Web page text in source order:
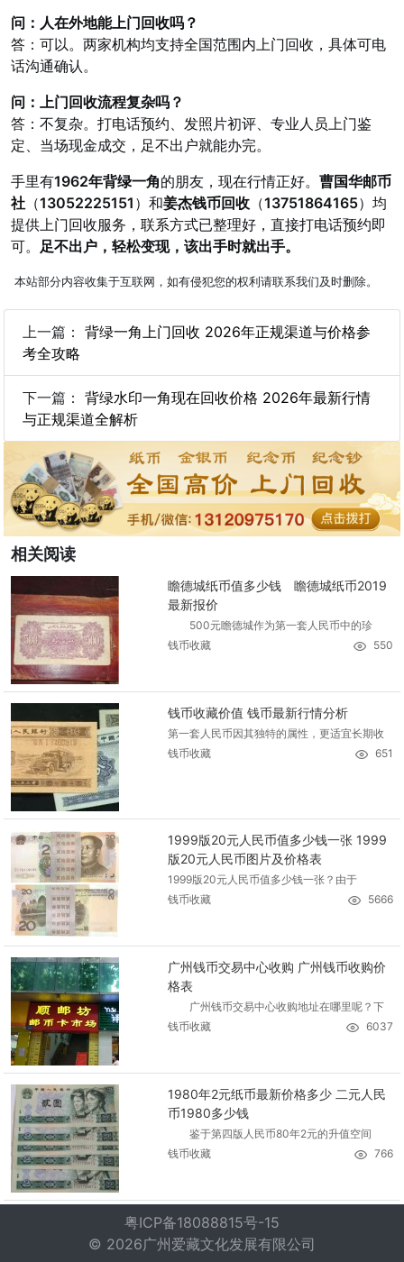
问：人在外地能上门回收吗？
答：可以。两家机构均支持全国范围内上门回收，具体可电
话沟通确认。
问：上门回收流程复杂吗？
答：不复杂。打电话预约、发照片初评、专业人员上门鉴
定、当场现金成交，足不出户就能办完。
手里有1962年背绿一角的朋友，现在行情正好。 曹国华邮币
社 （13052225151 ）和姜杰钱币回收 （13751864165）均
提供上门回收服务，联系方式已整理好，直接打电话预约即
可。 足不出户，轻松变现，该出手时就出手。
本站部分内容收集于互联网，如有侵犯您的权利请联系我们及时删除。
上一篇： 背绿一角上门回收 2026年正规渠道与价格参
考全攻略
下一篇： 背绿水印一角现在回收价格 2026年最新行情
与正规渠道全解析
相关阅读
瞻德城纸币值多少钱 瞻德城纸币2019
最新报价
500元瞻德城作为第一套人民币中的珍
钱币收藏
550
钱币收藏价值 钱币最新行情分析
第一套人民币因其独特的属性，更适宜长期收
钱币收藏
651
1999版20元人民币值多少钱一张 1999
版20元人民币图片及价格表
1999版20元人民币值多少钱一张？由于
钱币收藏
5666
广州钱币交易中心收购 广州钱币收购价
格表
广州钱币交易中心收购地址在哪里呢？下
钱币收藏
6037
1980年2元纸币最新价格多少 二元人民
币1980多少钱
鉴于第四版人民币80年2元的升值空间
钱币收藏
766
粤ICP备18088815号-15
© 2026广州爱藏文化发展有限公司